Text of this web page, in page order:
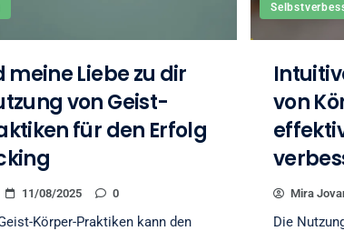
meine Liebe zu dir
von Geist-
für den Erfolg
11/08/2025 0
Körper-Praktiken kann den
von
Mira
Die